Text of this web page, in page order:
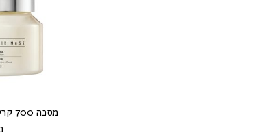
מסכה 700 קרטין וקייל | 550 מ"ל